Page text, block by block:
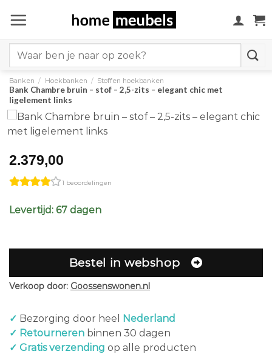
naar
for:
Banken / Hoekbanken / Stoffen hoekbanken
Bank Chambre bruin – stof – 2,5-zits – elegant chic met
ligelement links
2.379,00
1 beoordelingen
Levertijd: 67 dagen
Bestel in webshop
Verkoop door: Goossenswonen.nl
✓ Bezorging door heel
Nederland
✓ Retourneren binnen 30 dagen
✓ Gratis verzending op alle producten